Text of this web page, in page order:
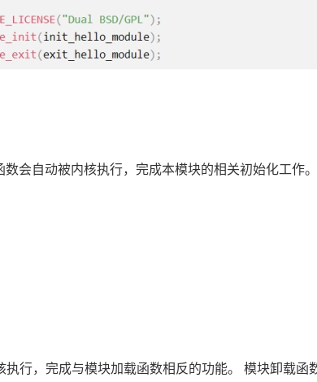
会自动被内核执行，完成本模块的相关初始化工作
行，完成与模块加载函数相反的功能。 模块卸载函